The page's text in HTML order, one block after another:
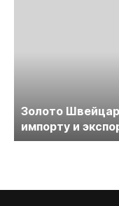
Золото
импорту и